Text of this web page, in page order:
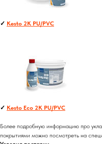
✓ Kesto 2K PU/PVC
✓ Kesto Eco 2K PU/PVC
Более подробную информацию про
покрытиями можно посмотреть на